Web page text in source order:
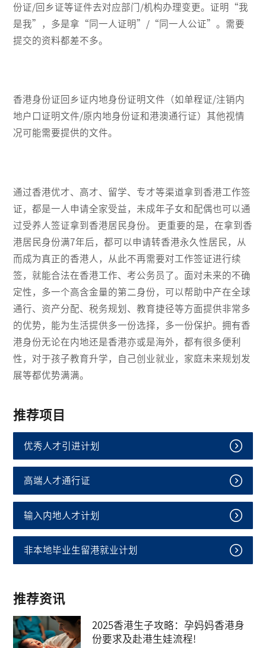
份证/回乡证等证件去对应部门/机构办理变更。证明“我
是我”，多是拿“同一人证明”/“同一人公证”。需要
提交的资料都差不多。
香港身份证回乡证内地身份证明文件（如单程证/注销内
地户口证明文件/原内地身份证和港澳通行证）其他视情
况可能需要提供的文件。
通过香港优才、高才、留学、专才等渠道拿到香港工作签
证，都是一人申请全家受益，未成年子女和配偶也可以通
过受养人签证拿到香港居民身份。 更重要的是，在拿到香
港居民身份满7年后，都可以申请转香港永久性居民，从
而成为真正的香港人，从此不再需要对工作签证进行续
签，就能合法在香港工作、考公务员了。面对未来的不确
定性，多一个高含金量的第二身份，可以帮助中产在全球
通行、资产分配、税务规划、教育捷径等方面提供非常多
的优势，能为生活提供多一份选择，多一份保护。拥有香
港身份无论在内地还是香港亦或是海外，都有很多便利
性，对于孩子教育升学，自己创业就业，家庭未来规划发
展等都优势满满。
推荐项目
优秀人才引进计划
高端人才通行证
输入内地人才计划
非本地毕业生留港就业计划
推荐资讯
2025香港生子攻略：孕妈妈香港身
份要求及赴港生娃流程!